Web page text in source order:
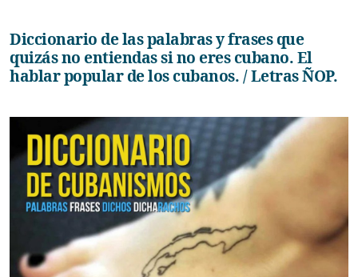
Diccionario de las palabras y frases que
quizás no entiendas si no eres cubano. El
hablar popular de los cubanos. / Letras ÑOP.